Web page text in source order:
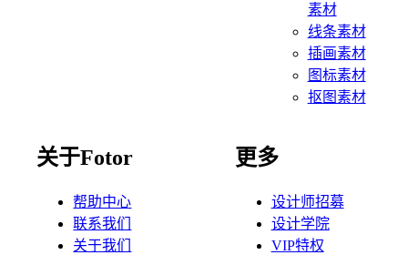
素材
线条素材
插画素材
图标素材
抠图素材
关于Fotor
帮助中心
联系我们
关于我们
更多
设计师招募
设计学院
VIP特权